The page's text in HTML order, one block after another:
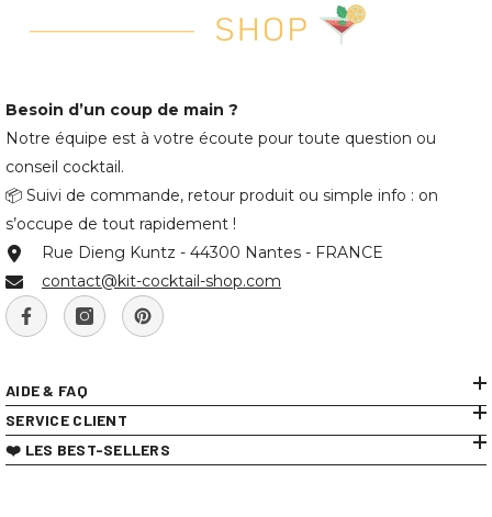
Besoin d’un coup de main ?
Notre équipe est à votre écoute pour toute question ou
conseil cocktail.
📦 Suivi de commande, retour produit ou simple info : on
s’occupe de tout rapidement !
Rue Dieng Kuntz - 44300 Nantes - FRANCE
contact@kit-cocktail-shop.com
AIDE & FAQ
SERVICE CLIENT
❤️ LES BEST-SELLERS